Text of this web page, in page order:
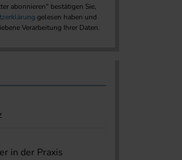
abonnieren" bestätigen Sie,
gelesen haben und
Verarbeitung Ihrer Daten.
in der Praxis